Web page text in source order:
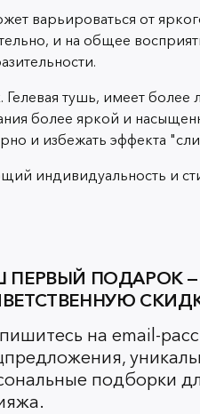
варьироваться от
и на общее
тушь, имеет более
более яркой и
и избежать эффекта
индивидуальность и
ПЕРВЫЙ ПОДАРОК
на email-
подборки